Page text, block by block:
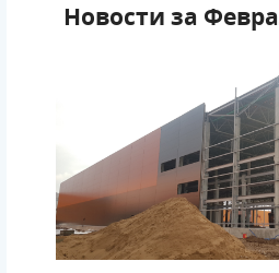
Новости за